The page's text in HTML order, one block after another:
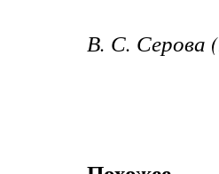
В. С. Серова